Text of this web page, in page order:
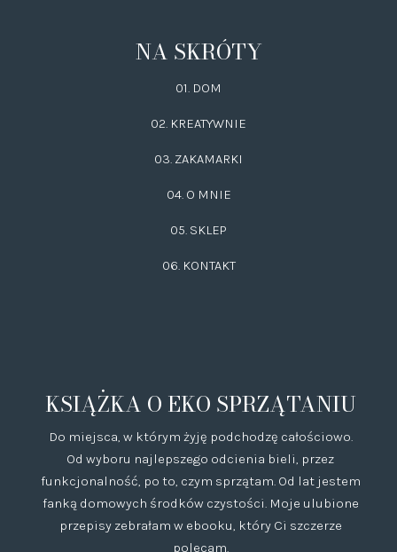
NA SKRÓTY
01. DOM
02. KREATYWNIE
03. ZAKAMARKI
04. O MNIE
05. SKLEP
06. KONTAKT
KSIĄŻKA O EKO SPRZĄTANIU
Do miejsca, w którym żyję podchodzę całościowo.
Od wyboru najlepszego odcienia bieli, przez
funkcjonalność, po to, czym sprzątam. Od lat jestem
fanką domowych środków czystości. Moje ulubione
przepisy zebrałam w ebooku, który Ci szczerze
polecam.